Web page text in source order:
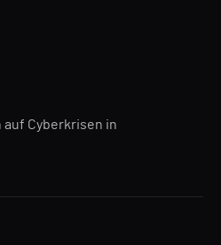
Cyberkrisen in